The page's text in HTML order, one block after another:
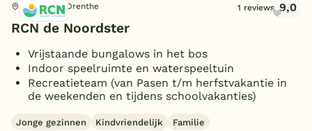
Dwingeloo, Drenthe 1 reviews 9,0
RCN de Noordster
Vrijstaande bungalows in het bos
Indoor speelruimte en waterspeeltuin
Recreatieteam (van Pasen t/m herfstvakantie in
de weekenden en tijdens schoolvakanties)
Jonge gezinnen Kindvriendelijk Familie